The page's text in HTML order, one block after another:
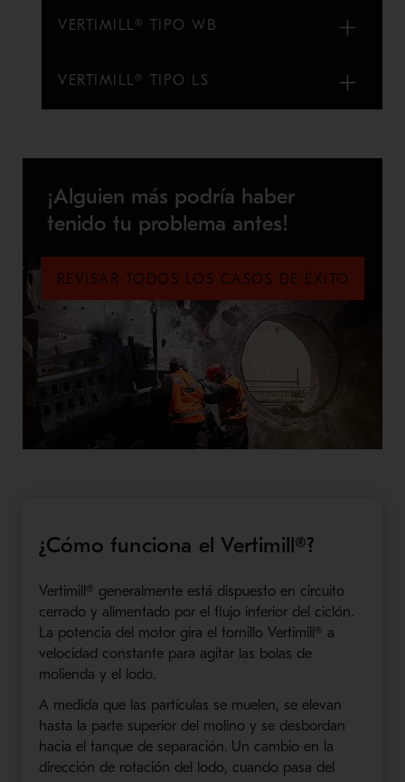
VERTIMILL® TIPO WB
VERTIMILL® TIPO LS
¡Alguien más podría haber
tenido tu problema antes!
REVISAR TODOS LOS CASOS DE ÉXITO
¿Cómo funciona el Vertimill®?
Vertimill® generalmente está dispuesto en circuito
cerrado y alimentado por el flujo inferior del ciclón.
La potencia del motor gira el tornillo Vertimill® a
velocidad constante para agitar las bolas de
molienda y el lodo.
A medida que las partículas se muelen, se elevan
hasta la parte superior del molino y se desbordan
hacia el tanque de separación. Un cambio en la
dirección de rotación del lodo, cuando pasa del